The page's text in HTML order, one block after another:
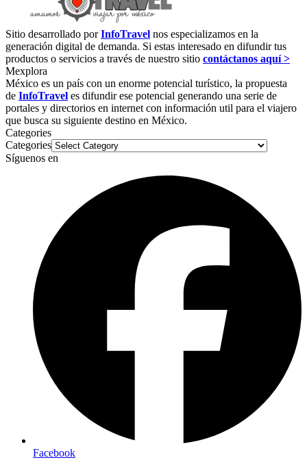
Sitio desarrollado porInfoTravel nos especializamos en la
generación digital de demanda. Si estas interesado en difundir tus
productos o servicios a través de nuestro sitio contáctanos aquí >
Mexplora
México es un país con un enorme potencial turístico, la propuesta
de InfoTravel es difundir ese potencial generando una serie de
portales y directorios en internet con información util para el viajero
que busca su siguiente destino en México.
Categories
Categories
Síguenos en
Facebook